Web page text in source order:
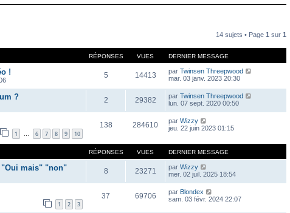
14 sujets • Page 1 sur 1
RÉPONSES VUES DERNIER MESSAGE
! 5 14413 par Twinsen Threepwood
mar. 03 janv. 2023 20:30
? 2 29382 par Twinsen Threepwood
lun. 07 sept. 2020 00:50
1 … 6 7 8 9 10
138 284610 par Wizzy
jeu. 22 juin 2023 01:15
RÉPONSES VUES DERNIER MESSAGE
"Oui mais" "non" 8 23271 par Wizzy
mer. 02 juil. 2025 18:54
1 2 3
37 69706 par Blondex
sam. 03 févr. 2024 22:07